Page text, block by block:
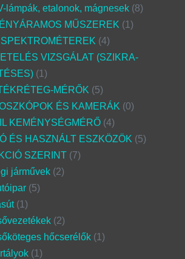
lámpák, etalonok, mágnesek 8
MŰSZEREK
1
4
VIZSGÁLAT (SZIKRA-
1
MÉRŐK
5
ÉS KAMERÁK
0
KEMÉNYSÉGMÉRŐ 4
ÉS HASZNÁLT ESZKÖZÖK
5
SZERINT 7
járművek 2
5
1
2
hőcserélők 1
1